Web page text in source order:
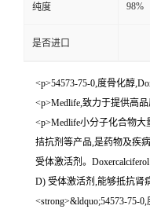
纯度 98%
是否进口
<p>54573-75-0,度骨化醇
<p>Medlife,致力于提供高
<p>Medlife小分子化合物大
拮抗剂等产品,是药物及疾
受体激活剂。
D) 受体激活剂,能够抵抗肾
<strong>&ldquo;54573-75-